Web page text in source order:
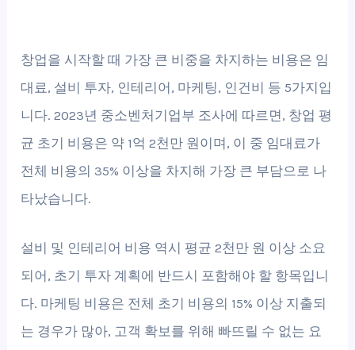
창업을 시작할 때 가장 큰 비중을 차지하는 비용은 임
대료, 설비 투자, 인테리어, 마케팅, 인건비 등 5가지입
니다. 2023년 중소벤처기업부 조사에 따르면, 창업 평
균 초기 비용은 약 1억 2천만 원이며, 이 중 임대료가
전체 비용의 35% 이상을 차지해 가장 큰 부담으로 나
타났습니다.
설비 및 인테리어 비용 역시 평균 2천만 원 이상 소요
되어, 초기 투자 계획에 반드시 포함해야 할 항목입니
다. 마케팅 비용은 전체 초기 비용의 15% 이상 지출되
는 경우가 많아, 고객 확보를 위해 빠뜨릴 수 없는 요